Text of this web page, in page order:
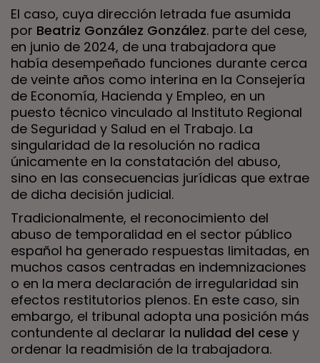
El caso, cuya dirección letrada fue asumida
por Beatriz González González. parte del cese,
en junio de 2024, de una trabajadora que
había desempeñado funciones durante cerca
de veinte años como interina en la Consejería
de Economía, Hacienda y Empleo, en un
puesto técnico vinculado al Instituto Regional
de Seguridad y Salud en el Trabajo. La
singularidad de la resolución no radica
únicamente en la constatación del abuso,
sino en las consecuencias jurídicas que extrae
de dicha decisión judicial.
Tradicionalmente, el reconocimiento del
abuso de temporalidad en el sector público
español ha generado respuestas limitadas, en
muchos casos centradas en indemnizaciones
o en la mera declaración de irregularidad sin
efectos restitutorios plenos. En este caso, sin
embargo, el tribunal adopta una posición más
contundente al declarar la nulidad del cese y
ordenar la readmisión de la trabajadora.